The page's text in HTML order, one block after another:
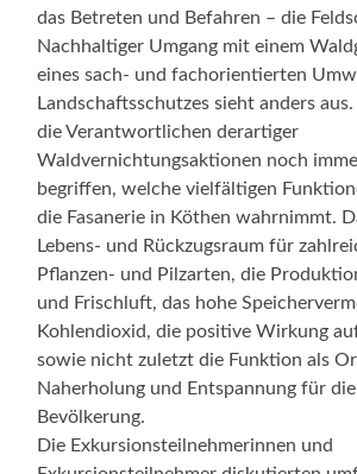
das Betreten und Befahren – die
Nachhaltiger Umgang mit einem
eines sach- und fachorientierten
Landschaftsschutzes sieht anders
die Verantwortlichen derartiger
Waldvernichtungsaktionen noch
begriffen, welche vielfältigen
die Fasanerie in Köthen wahrnimmt.
Lebens- und Rückzugsraum für
Pflanzen- und Pilzarten, die
und Frischluft, das hohe
Kohlendioxid, die positive Wirkung
sowie nicht zuletzt die Funktion als
Naherholung und Entspannung für
Bevölkerung.
Die Exkursionsteilnehmerinnen und